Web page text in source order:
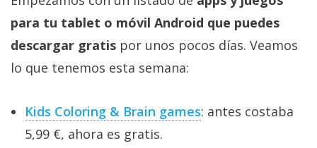
para tu tablet o móvil Android que puedes
descargar gratis por unos pocos días. Veamos
lo que tenemos esta semana:
Kids Coloring & Brain games: antes costaba
5,99 €, ahora es gratis.